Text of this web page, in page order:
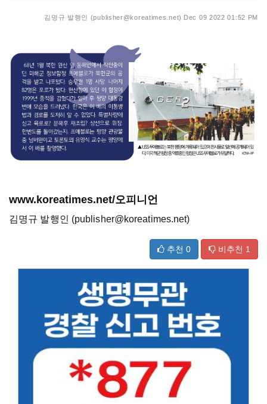
김명규 발행인 (publisher@koreatimes.net) Dec 09 2022 01:52 PM
www.koreatimes.net/오피니언
김명규 발행인 (publisher@koreatimes.net)
추천 0 비추천 1